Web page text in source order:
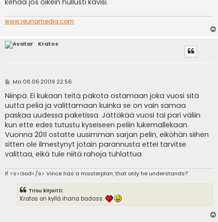
www.reunamedia.com
Kratos
V
e
s
t
i
Ma 08.06.2009 22:56
Niinpä. Ei kukaan teitä pakota ostamaan joka vuosi sitä
uutta peliä ja valittamaan kuinka se on vain samaa
paskaa uudessa paketissa. Jättäkää vuosi tai pari väliin
kun ette edes tutustu kyseiseen peliin lukemallekaan.
Vuonna 2011 ostatte uusimman sarjan pelin, eiköhän siihen
sitten ole ilmestynyt jotain parannusta ettei tarvitse
valittaa, eikä tule niitä rahoja tuhlattua.
If <s>God</s> Vince has a masterplan, that only he understands?
Trisu kirjoitti:
Kratos on kyllä ihana badass.